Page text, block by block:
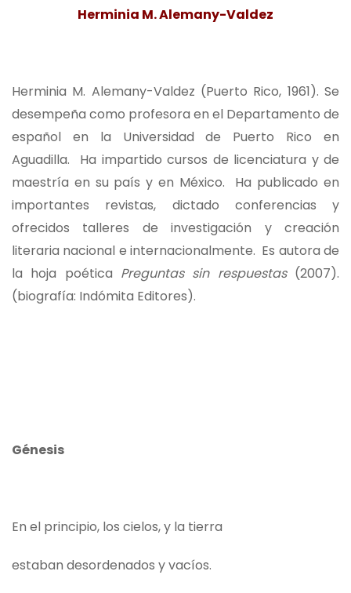
Herminia M. Alemany-Valdez
Herminia M. Alemany-Valdez (Puerto Rico, 1961). Se
desempeña como profesora en el Departamento de
español en la Universidad de Puerto Rico en
Aguadilla. Ha impartido cursos de licenciatura y de
maestría en su país y en México. Ha publicado en
importantes revistas, dictado conferencias y
ofrecidos talleres de investigación y creación
literaria nacional e internacionalmente. Es autora de
la hoja poética Preguntas sin respuestas(2007).
(biografía: Indómita Editores).
Génesis
En el principio, los cielos, y la tierra
estaban desordenados y vacíos.